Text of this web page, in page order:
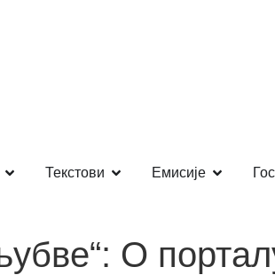
Текстови Емисије
О